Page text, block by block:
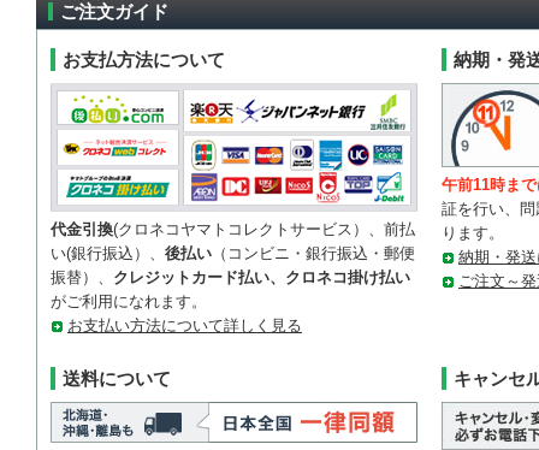
ご注文ガイド
お支払方法について
代金引換(クロネコヤマトコレクトサービス）、前払
い(銀行振込）、 後払い （コンビニ・銀行振込・郵便
振替）、 クレジットカード払い、クロネコ掛け払い
がご利用になれます。
お支払い方法について詳しく見る
送料について
納期・発
午前11時まで
証を行い、
ります。
納期・発
ご注文～
キャンセ